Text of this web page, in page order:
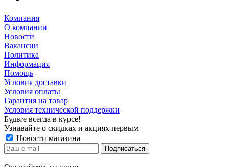
Компания
О компании
Новости
Вакансии
Политика
Информация
Помощь
Условия доставки
Условия оплаты
Гарантия на товар
Условия технической поддержки
Будьте всегда в курсе!
Узнавайте о скидках и акциях первым
Новости магазина